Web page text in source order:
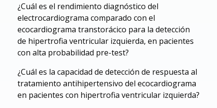
¿Cuál es el rendimiento diagnóstico del
electrocardiograma comparado con el
ecocardiograma transtorácico para la detección
de hipertrofia ventricular izquierda, en pacientes
con alta probabilidad pre-test?
¿Cuál es la capacidad de detección de respuesta al
tratamiento antihipertensivo del ecocardiograma
en pacientes con hipertrofia ventricular izquierda?